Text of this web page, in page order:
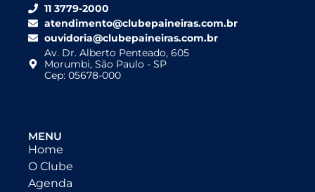
11 3779-2000
atendimento@clubepaineiras.com.br
ouvidoria@clubepaineiras.com.br
Av. Dr. Alberto Penteado, 605
Morumbi, São Paulo - SP
Cep: 05678-000
MENU
Home
O Clube
Agenda